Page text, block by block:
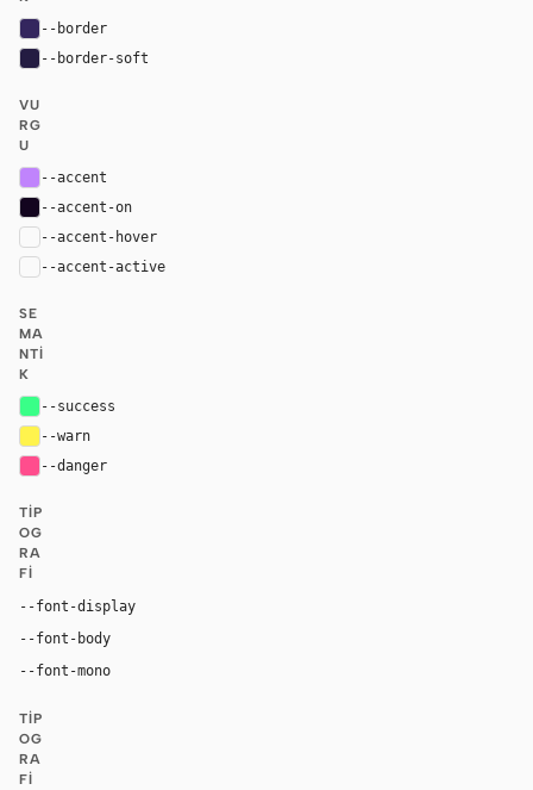
--border
--border-soft
VU
RG
U
--accent
--accent-on
--accent-hover
--accent-active
SE
MA
NTI
K
--success
--warn
--danger
TIP
OG
RA
FI
--font-display
--font-body
--font-mono
TIP
OG
RA
FI